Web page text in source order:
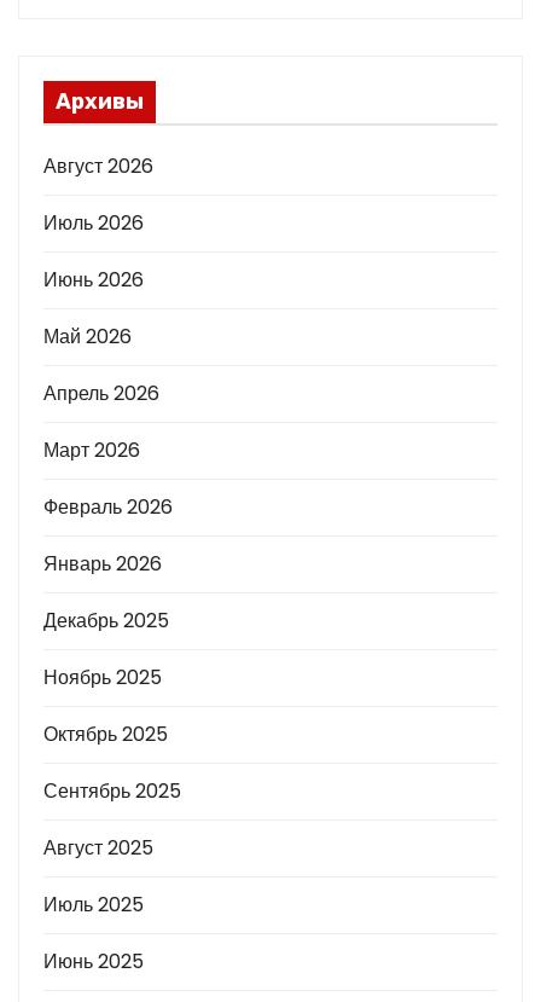
Архивы
Август 2026
Июль 2026
Июнь 2026
Май 2026
Апрель 2026
Март 2026
Февраль 2026
Январь 2026
Декабрь 2025
Ноябрь 2025
Октябрь 2025
Сентябрь 2025
Август 2025
Июль 2025
Июнь 2025